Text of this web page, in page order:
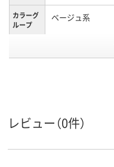
カラーグ
ループ
ベージュ系
アスクル
レビュー（0件）